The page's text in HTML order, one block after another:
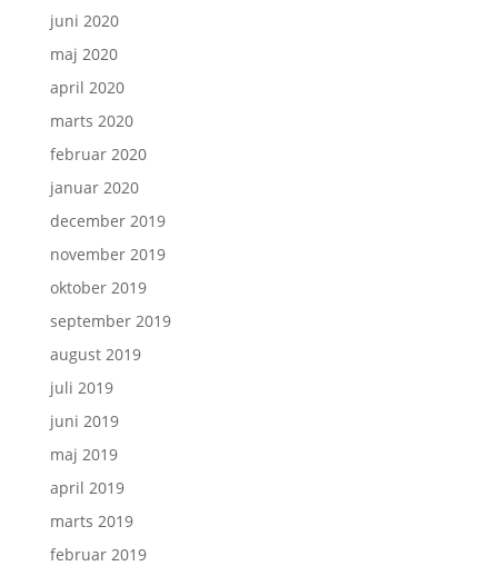
juni 2020
maj 2020
april 2020
marts 2020
februar 2020
januar 2020
december 2019
november 2019
oktober 2019
september 2019
august 2019
juli 2019
juni 2019
maj 2019
april 2019
marts 2019
februar 2019